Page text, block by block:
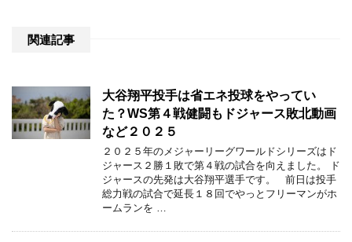
関連記事
大谷翔平投手は省エネ投球をやってい
た？WS第４戦健闘もドジャース敗北動画
など２０２５
２０２５年のメジャーリーグワールドシリーズはド
ジャース２勝１敗で第４戦の試合を向えました。 ド
ジャースの先発は大谷翔平選手です。 前日は投手
総力戦の試合で延長１８回でやっとフリーマンがホ
ームランを …